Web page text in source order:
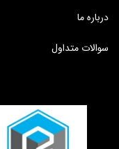
درباره ما
سوالات متداول